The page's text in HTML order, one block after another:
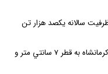
ظرفيت سالانه يكصد هزار تن
احداث خط لوله نفت شهر – كرمانشاه به قطر 7 سانتي متر و